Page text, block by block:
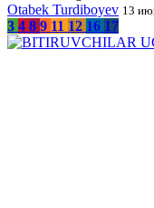
Otabek Turdiboyev 13
3 4 8 9 11 12 16 17